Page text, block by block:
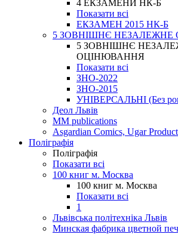
4 ЕКЗАМЕНИ НК-Б
Показати всі
ЕКЗАМЕН 2015 НК-Б
5 ЗОВНІШНЄ
5 ЗОВНІШНЄ
ОЦІНЮВАННЯ
Показати всі
ЗНО-2022
ЗНО-2015
УНІВЕРСАЛЬНІ (Без
Деол Львів
MM publications
Asgardian Comics, Ugar
Поліграфія
Поліграфія
Показати всі
100 книг м. Москва
100 книг м. Москва
Показати всі
1
Львівська політехніка Львів
Минская фабрика цветной